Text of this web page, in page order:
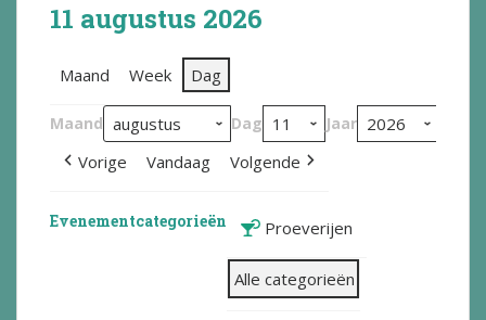
11 augustus 2026
Maand Week Dag
Maand Dag Jaar
Vorige Vandaag Volgende
Evenementcategorieën Proeverijen
Alle categorieën